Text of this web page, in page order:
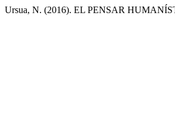
Ursua, N. (2016). EL PENSAR